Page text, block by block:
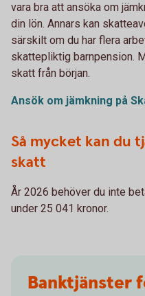
vara bra att ansöka om
din lön. Annars kan
särskilt om du har flera
skattepliktig barnpension.
skatt från början.
Ansök om jämkning på
Så mycket kan du
skatt
År 2026 behöver du inte
under 25 041 kronor.
Banktjänster